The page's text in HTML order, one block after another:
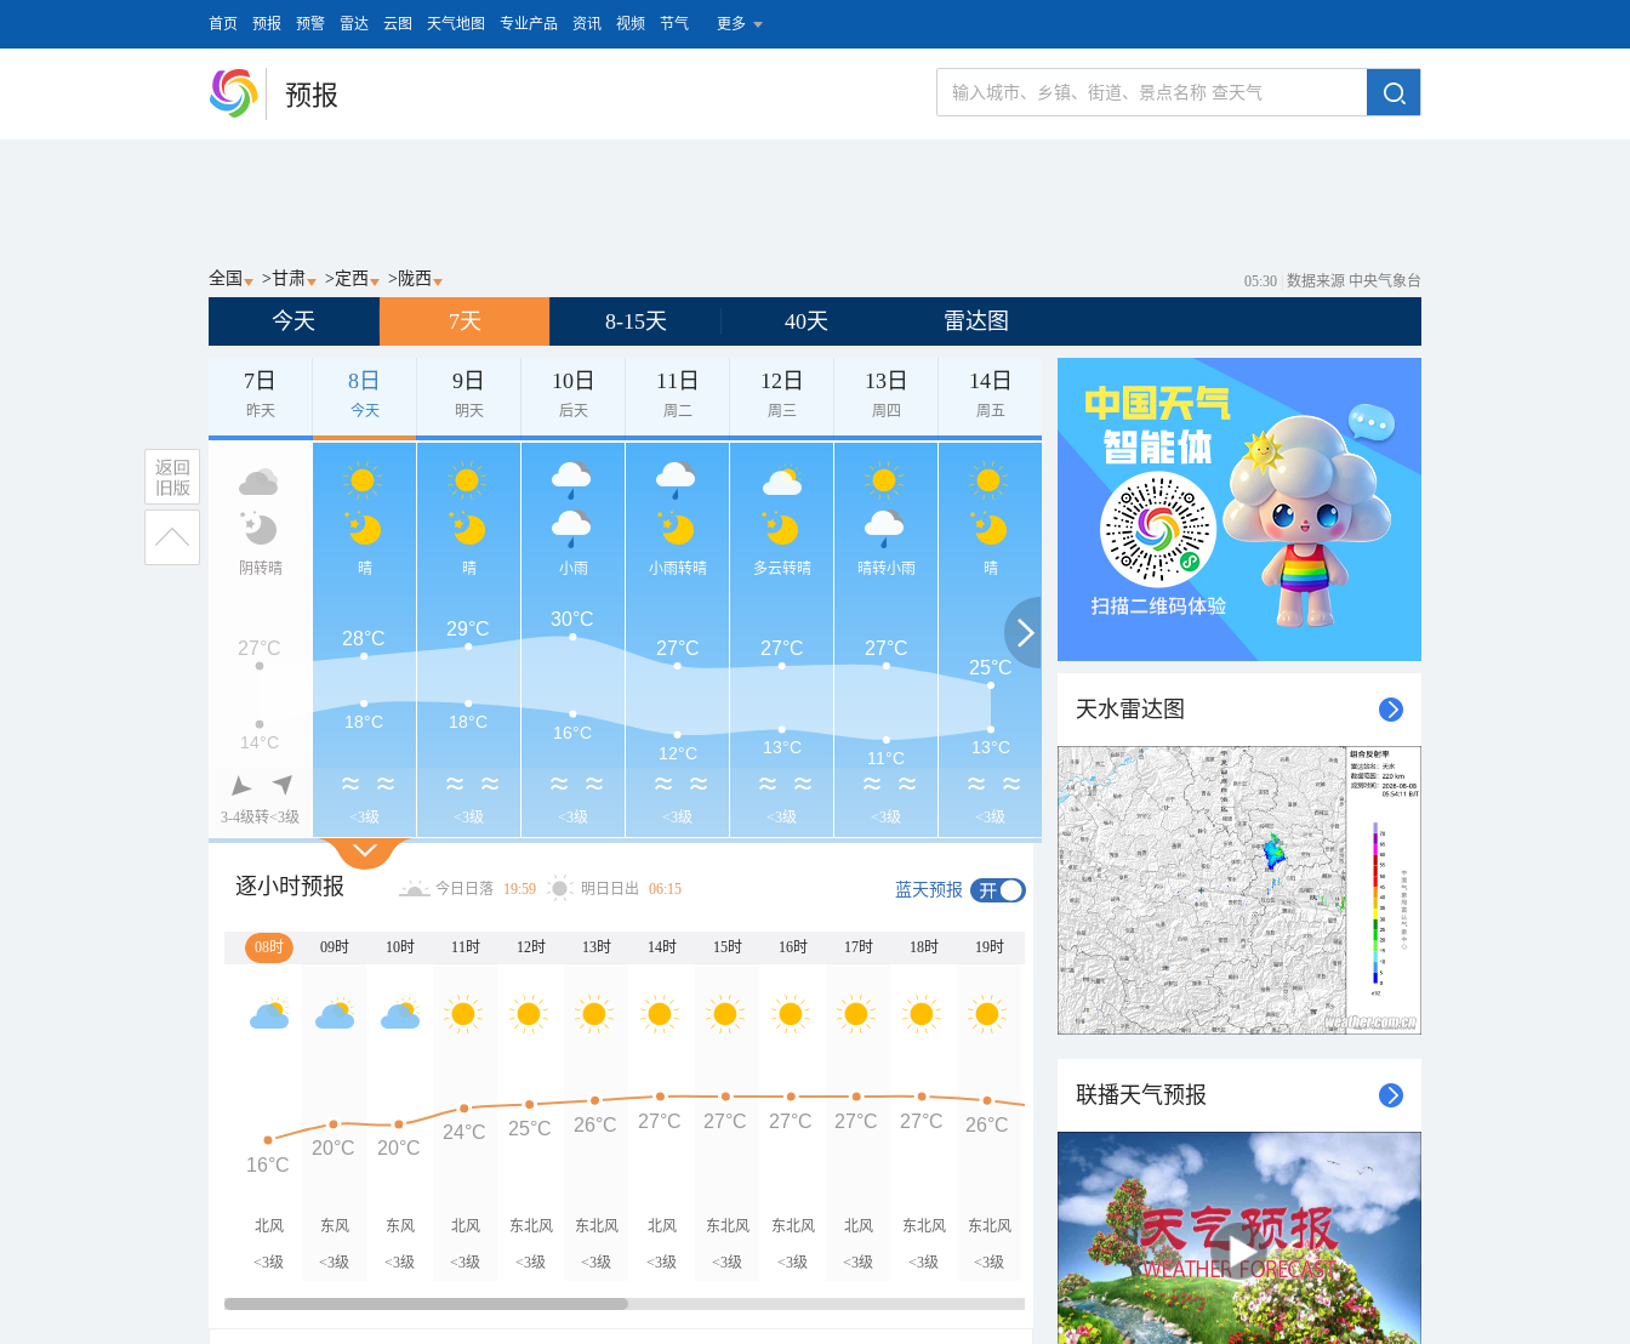
首页 预报 预警 雷达 云图 天气地图 专业产品 资讯 视频 节气 更多
预报
全国 >甘肃 >定西 > 陇西 05:30 数据来源 中央气象台
今天 7天 8-15天 40天 雷达图
7日
昨天
8日
今天
9日
明天
10日
后天
11日
周二
12日
周三
13日
周四
14日
周五
阴转晴
3-4级转<3级
晴
<3级
晴
<3级
小雨
<3级
小雨转晴
<3级
多云转晴
<3级
晴转小雨
<3级
晴
<3级
27°C 28°C 29°C
30°C
27°C
27°C
27°C
25°C
14°C
18°C 18°C
16°C
12°C
13°C
11°C
13°C
逐小时预报 今日日落 19:59 明日日出 06:15 蓝天预报
08时 09时 10时 11时 12时 13时 14时 15时 16时 17时 18时 19时 20时 21时 22时 23时 00时 01时
北风
<3级
东风
<3级
东风
<3级
北风
<3级
东北风
<3级
东北风
<3级
北风
<3级
东北风
<3级
东北风
<3级
北风
<3级
东北风
<3级
东北风
<3级
北风
<3级
东北风
<3级
东北风
<3级
北风
<3级
东北风
<3级
东北风
16°C
20°C 20°C
24°C 25°C 26°C 27°C 27°C 27°C 27°C 27°C 26°C 24°C 23°C 22°C 21°C 20°C 20°C
天水雷达图
联播天气预报